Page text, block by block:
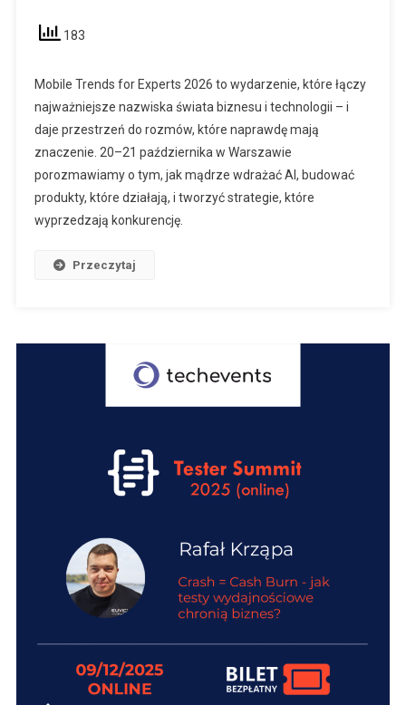
183
Mobile Trends for Experts 2026 to wydarzenie, które łączy
najważniejsze nazwiska świata biznesu i technologii – i
daje przestrzeń do rozmów, które naprawdę mają
znaczenie. 20–21 października w Warszawie
porozmawiamy o tym, jak mądrze wdrażać AI, budować
produkty, które działają, i tworzyć strategie, które
wyprzedzają konkurencję.
Przeczytaj